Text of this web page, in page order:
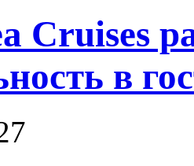
Cruises
в